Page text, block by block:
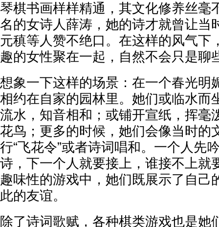
琴棋书画样样精通，其文化修养丝毫
名的女诗人薛涛，她的诗才就曾让当
元稹等人赞不绝口。在这样的风气下
趣的女性聚在一起，自然不会只是聊
想象一下这样的场景：在一个春光明
相约在自家的园林里。她们或临水而
流水，知音相和；或铺开宣纸，挥毫
花鸟；更多的时候，她们会像当时的
行“飞花令”或者诗词唱和。一个人先
诗，下一个人就要接上，谁接不上就
趣味性的游戏中，她们既展示了自己
此的友谊。
除了诗词歌赋，各种棋类游戏也是她